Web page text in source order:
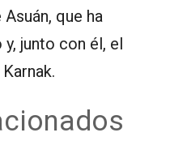
que ha
junto con él, el